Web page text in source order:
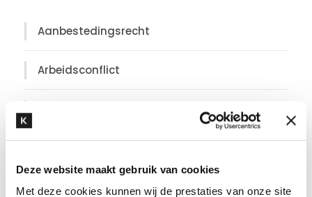
Deze website maakt gebruik van cookies
Met deze cookies kunnen wij de prestaties van onze site
Aanbestedingsrecht
Arbeidsconflict
Azië